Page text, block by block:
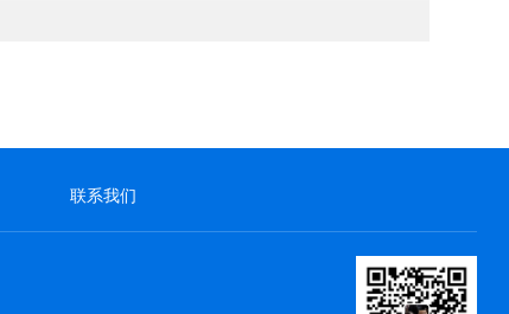
联系我们